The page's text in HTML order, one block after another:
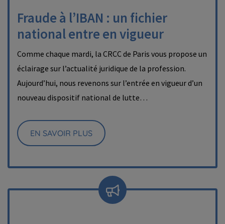
Fraude à l’IBAN : un fichier
national entre en vigueur
Comme chaque mardi, la CRCC de Paris vous propose un
éclairage sur l’actualité juridique de la profession.
Aujourd’hui, nous revenons sur l’entrée en vigueur d’un
nouveau dispositif national de lutte…
EN SAVOIR PLUS